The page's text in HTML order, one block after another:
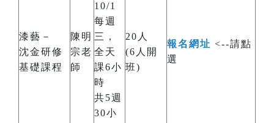
漆藝－
沈金研修
基礎課程
陳明
宗老
師
10/1
每週
三，
全天
課6小
時
共5週
30小
20人
(6人開
班)
報名網址 <--請點
選